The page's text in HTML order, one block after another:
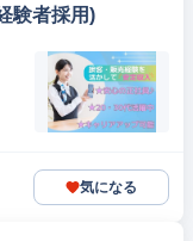
験者採用)
気になる